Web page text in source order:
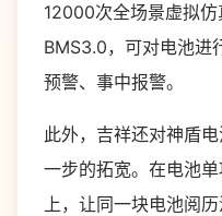
12000次全场景虚拟
BMS3.0，可对电池进
预警、事中报警。
此外，吉祥还对神盾
一步的拓宽。在电池
上，让同一块电池阅